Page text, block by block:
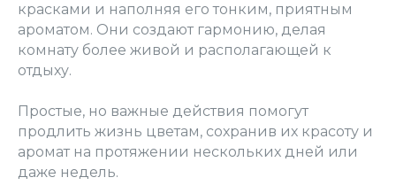
красками и наполняя его тонким, приятным
ароматом. Они создают гармонию, делая
комнату более живой и располагающей к
отдыху.
Простые, но важные действия помогут
продлить жизнь цветам, сохранив их красоту и
аромат на протяжении нескольких дней или
даже недель.